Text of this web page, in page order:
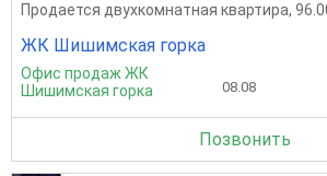
Продается двухкомнатная квартира,
ЖК Шишимская горка
Офис продаж ЖК
Шишимская горка
08.08
Позвонить